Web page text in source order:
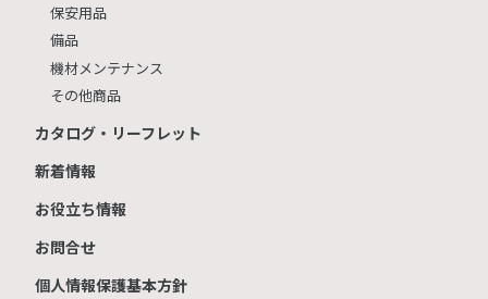
保安用品
備品
機材メンテナンス
その他商品
カタログ・リーフレット
新着情報
お役立ち情報
お問合せ
個人情報保護基本方針